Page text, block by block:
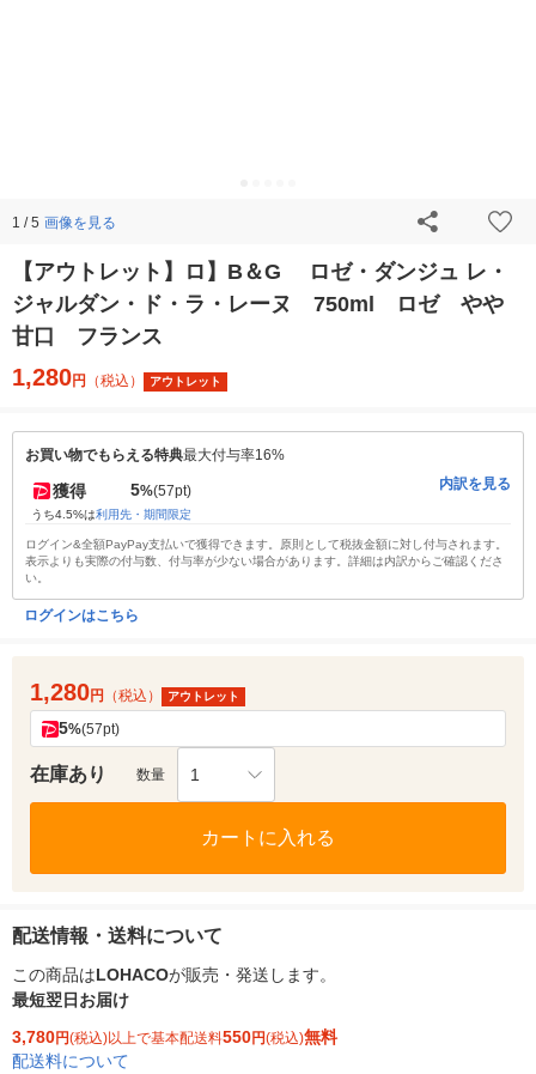
1 / 5 画像を見る
【アウトレット】ロ】B＆G ロゼ・ダンジュ レ・
ジャルダン・ド・ラ・レーヌ 750ml ロゼ やや
甘口 フランス
1,280円 （税込） アウトレット
お買い物でもらえる特典最大付与率16%
獲得 5%(57pt)
うち4.5%は利用先・期間限定
内訳を見る
ログイン&全額PayPay支払いで獲得できます。原則として税抜金額に対し付与されます。
表示よりも実際の付与数、付与率が少ない場合があります。詳細は内訳からご確認くださ
い。
ログインはこちら
1,280円 （税込） アウトレット
5%(57pt)
在庫あり 数量 1
カートに入れる
配送情報・送料について
この商品はLOHACOが販売・発送します。
最短翌日お届け
3,780円(税込)以上で基本配送料550円(税込)無料
配送料について